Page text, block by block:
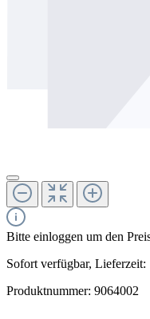
Bitte einloggen um den
Sofort verfügbar, Lieferzeit:
Produktnummer: 9064002